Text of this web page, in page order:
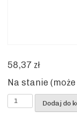
58,37 zł
Na stanie
ilość
Lewa
Dodaj do